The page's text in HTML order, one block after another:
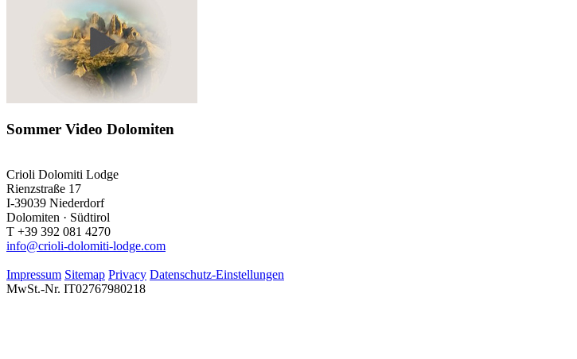
Sommer Video Dolomiten
Crioli Dolomiti Lodge
Rienzstraße 17
I-39039 Niederdorf
Dolomiten · Südtirol
T +39 392 081 4270
info@crioli-dolomiti-lodge.com
Impressum Sitemap Privacy Datenschutz-Einstellungen
MwSt.-Nr. IT02767980218